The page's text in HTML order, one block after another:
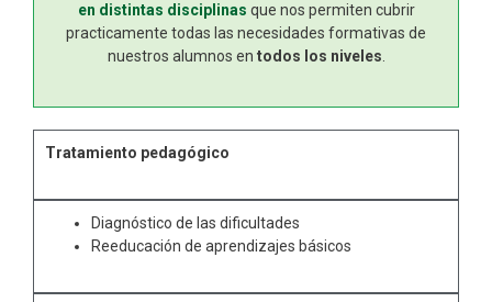
en distintas disciplinas que nos permiten cubrir
practicamente todas las necesidades formativas de
nuestros alumnos en todos los niveles
Tratamiento pedagógico
Diagnóstico de las dificultades
Reeducación de aprendizajes básicos